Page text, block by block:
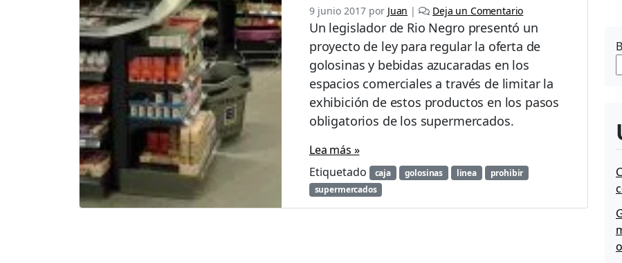
9 junio 2017por Juan | Deja un Comentario
Un legislador de Rio Negro presentó un
proyecto de ley para regular la oferta de
golosinas y bebidas azucaradas en los
espacios comerciales a través de limitar la
exhibición de estos productos en los pasos
obligatorios de los supermercados.
Lea más »
Etiquetado
caja golosinas linea
prohibir
supermercados